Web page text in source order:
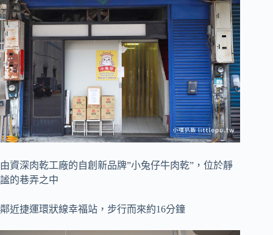
由資深肉乾工廠的自創新品牌”小兔仔牛肉乾”，位於靜
謐的巷弄之中
鄰近捷運環狀線幸福站，步行而來約16分鐘